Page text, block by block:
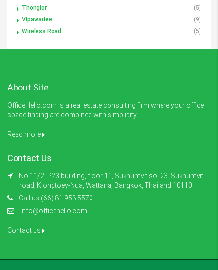
Thonglor
(5)
Vipawadee
(9)
Wireless Road
(5)
About Site
OfficeHello.com is a real estate consulting firm where your office
space finding are combined with simplicity.
Read more
Contact Us
No.11/2, P23 building, floor 11, Sukhumvit soi 23 ,Sukhumvit
road, Klongtoey-Nua, Wattana, Bangkok, Thailand 10110
Call us (66) 81 958 5570
info@officehello.com
Contact us